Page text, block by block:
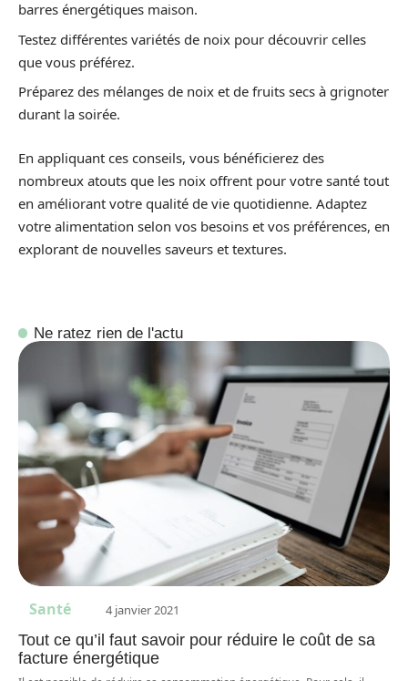
barres énergétiques maison.
Testez différentes variétés de noix pour découvrir celles
que vous préférez.
Préparez des mélanges de noix et de fruits secs à grignoter
durant la soirée.
En appliquant ces conseils, vous bénéficierez des
nombreux atouts que les noix offrent pour votre santé tout
en améliorant votre qualité de vie quotidienne. Adaptez
votre alimentation selon vos besoins et vos préférences, en
explorant de nouvelles saveurs et textures.
Ne ratez rien de l'actu
Santé 4 janvier 2021
Tout ce qu’il faut savoir pour réduire le coût de sa
facture énergétique